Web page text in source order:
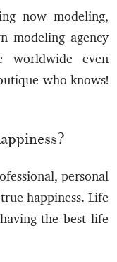
now modeling,
modeling agency
worldwide even
who knows!
personal
happiness. Life
the best life